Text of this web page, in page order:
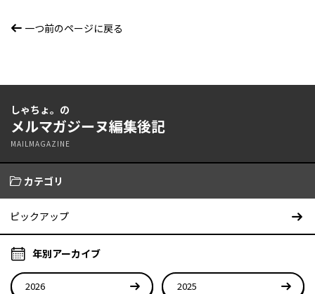
一つ前のページに戻る
しゃちょ。の
メルマガジーヌ編集後記
MAILMAGAZINE
カテゴリ
ピックアップ
年別アーカイブ
2026 2025